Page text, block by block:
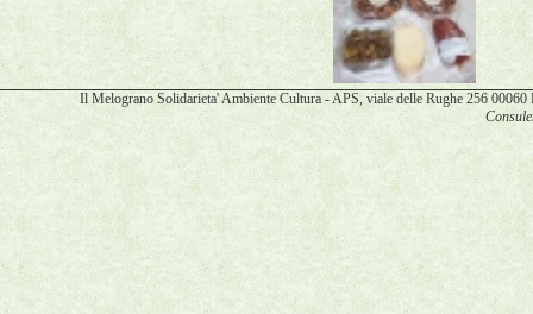
Il Melograno Solidarieta' Ambiente Cultura - APS, viale delle Rughe 256